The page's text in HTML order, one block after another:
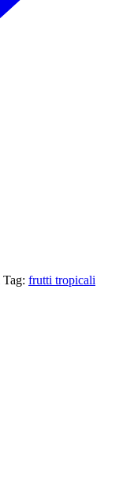
Tag: frutti tropicali